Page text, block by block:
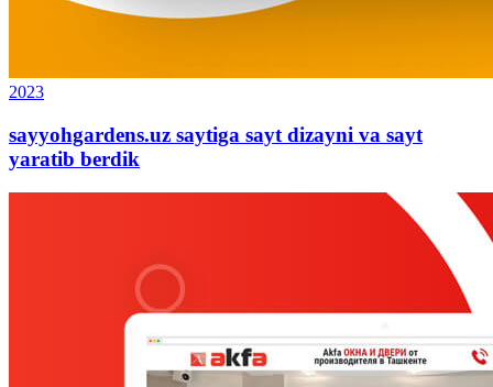
2023
sayyohgardens.uz saytiga sayt dizayni va sayt
yaratib berdik